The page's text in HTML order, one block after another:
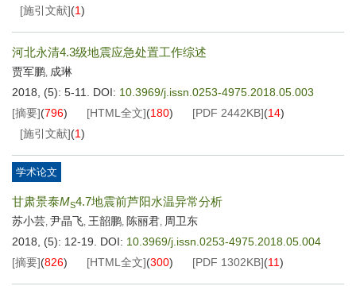
[施引文献](1)
河北永清4.3级地震应急处置工作综述
贾军鹏, 成琳
2018, (5): 5-11.
DOI: 10.3969/j.issn.0253-4975.2018.05.003
[摘要](796) [HTML全文](180) [PDF 2442KB](14)
[施引文献](1)
学术论文
甘肃景泰MS4.7地震前芦阳水温异常分析
苏小芸, 尹晶飞, 王韶鹏, 陈丽君, 周卫东
2018, (5): 12-19.
DOI: 10.3969/j.issn.0253-4975.2018.05.004
[摘要](826) [HTML全文](300) [PDF 1302KB](11)